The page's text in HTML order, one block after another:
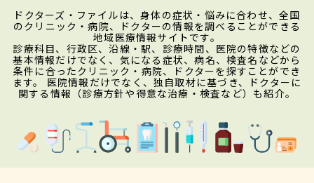
ドクターズ・ファイルは、身体の症状・悩みに合わせ、全国
のクリニック・病院、ドクターの情報を調べることができる
地域医療情報サイトです。
診療科目、行政区、沿線・駅、診療時間、医院の特徴などの
基本情報だけでなく、気になる症状、病名、検査名などから
条件に合ったクリニック・病院、ドクターを探すことができ
ます。 医院情報だけでなく、独自取材に基づき、ドクターに
関する情報（診療方針や得意な治療・検査など）も紹介。